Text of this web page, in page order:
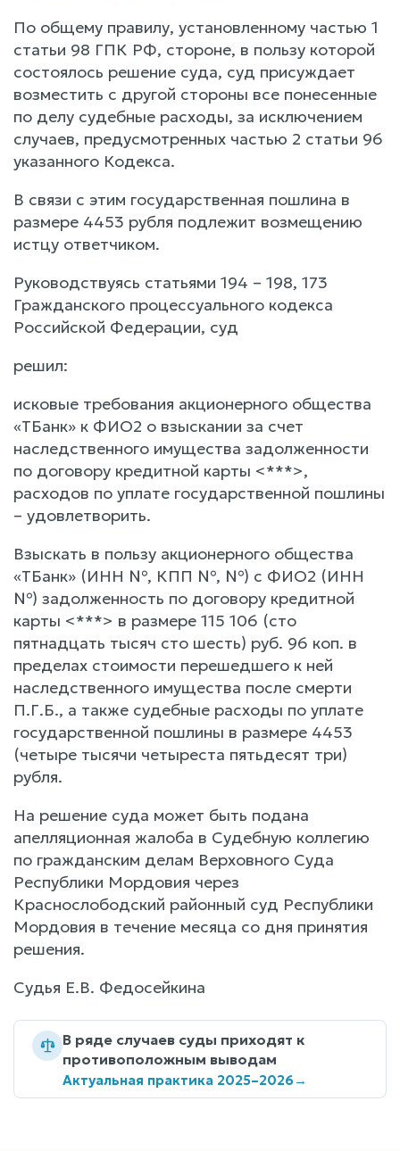
По общему правилу, установленному частью 1
статьи 98 ГПК РФ, стороне, в пользу которой
состоялось решение суда, суд присуждает
возместить с другой стороны все понесенные
по делу судебные расходы, за исключением
случаев, предусмотренных частью 2 статьи 96
указанного Кодекса.
В связи с этим государственная пошлина в
размере 4453 рубля подлежит возмещению
истцу ответчиком.
Руководствуясь статьями 194 – 198, 173
Гражданского процессуального кодекса
Российской Федерации, суд
решил:
исковые требования акционерного общества
«ТБанк» к ФИО2 о взыскании за счет
наследственного имущества задолженности
по договору кредитной карты <***>,
расходов по уплате государственной пошлины
– удовлетворить.
Взыскать в пользу акционерного общества
«ТБанк» (ИНН №, КПП №, №) с ФИО2 (ИНН
№) задолженность по договору кредитной
карты <***> в размере 115 106 (сто
пятнадцать тысяч сто шесть) руб. 96 коп. в
пределах стоимости перешедшего к ней
наследственного имущества после смерти
П.Г.Б., а также судебные расходы по уплате
государственной пошлины в размере 4453
(четыре тысячи четыреста пятьдесят три)
рубля.
На решение суда может быть подана
апелляционная жалоба в Судебную коллегию
по гражданским делам Верховного Суда
Республики Мордовия через
Краснослободский районный суд Республики
Мордовия в течение месяца со дня принятия
решения.
Судья Е.В. Федосейкина
В ряде случаев суды приходят к
противоположным выводам
Актуальная практика 2025–2026→